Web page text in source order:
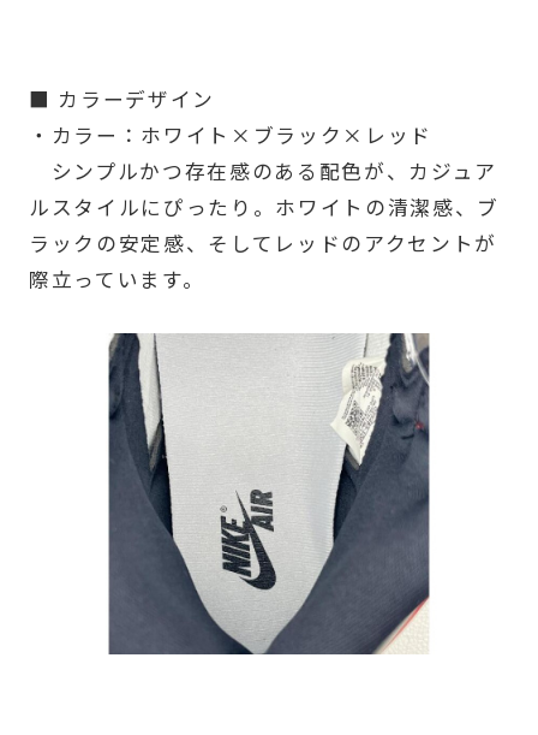
■ カラーデザイン
・カラー：ホワイト×ブラック×レッド
シンプルかつ存在感のある配色が、カジュア
ルスタイルにぴったり。ホワイトの清潔感、ブ
ラックの安定感、そしてレッドのアクセントが
際立っています。